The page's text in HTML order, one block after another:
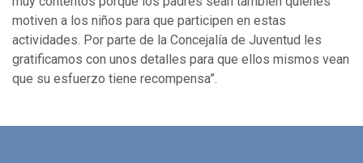
motiven a los niños para que participen en estas
actividades. Por parte de la Concejalía de Juventud les
gratificamos con unos detalles para que ellos mismos vean
que su esfuerzo tiene recompensa”.